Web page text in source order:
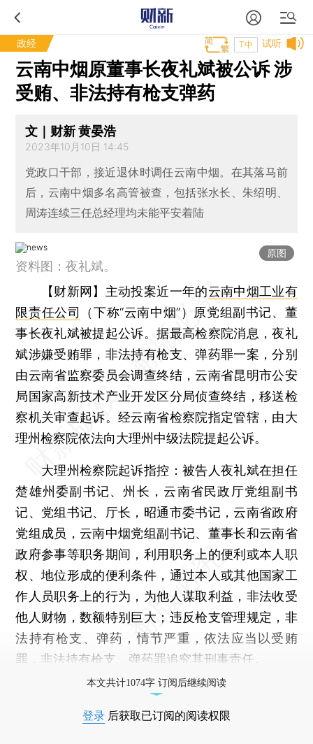
政经 试听
T中
云南中烟原董事长夜礼斌被公诉 涉
受贿、非法持有枪支弹药
文｜财新 黄晏浩
2023年10月10日 14:45
党政口干部，接近退休时调任云南中烟。在其落马前
后，云南中烟多名高管被查，包括张水长、朱绍明、
周涛连续三任总经理均未能平安着陆
原图
资料图：夜礼斌。
【财新网】 主动投案近一年的云南中烟工业有
限责任公司
（下称“云南中烟”）原党组副书记、董
事长夜礼斌被提起公诉。据最高检察院消息，夜礼
斌涉嫌受贿罪，非法持有枪支、弹药罪一案，分别
由云南省监察委员会调查终结，云南省昆明市公安
局国家高新技术产业开发区分局侦查终结，移送检
察机关审查起诉。经云南省检察院指定管辖，由大
理州检察院依法向大理州中级法院提起公诉。
大理州检察院起诉指控：被告人夜礼斌在担任
楚雄州委副书记、州长，云南省民政厅党组副书
记、党组书记、厅长，昭通市委书记，云南省政府
党组成员，云南中烟党组副书记、董事长和云南省
政府参事等职务期间，利用职务上的便利或本人职
权、地位形成的便利条件，通过本人或其他国家工
作人员职务上的行为，为他人谋取利益，非法收受
他人财物，数额特别巨大；违反枪支管理规定，非
法持有枪支、弹药，情节严重，依法应当以受贿
罪，非法持有枪支、弹药罪追究其刑事责任。
本文共计1074字 订阅后继续阅读
登录 后获取已订阅的阅读权限